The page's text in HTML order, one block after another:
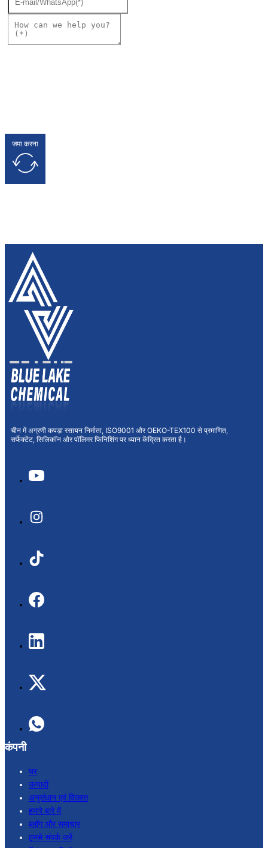
जमा करना
चीन में अग्रणी कपड़ा रसायन निर्माता, ISO9001 और OEKO-TEX100 से प्रमाणित,
सर्फेक्टेंट, सिलिकॉन और पॉलिमर फिनिशिंग पर ध्यान केंद्रित करता है।
कंपनी
घर
उत्पादों
अनुसंधान एवं विकास
हमारे बारे में
ब्लॉग और समाचार
हमसे संपर्क करें